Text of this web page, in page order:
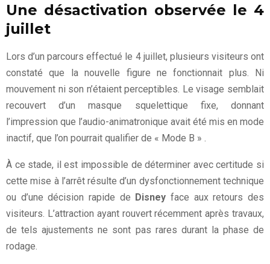
Une désactivation observée le 4
juillet
Lors d’un parcours effectué le 4 juillet, plusieurs visiteurs ont
constaté que la nouvelle figure ne fonctionnait plus. Ni
mouvement ni son n’étaient perceptibles. Le visage semblait
recouvert d’un masque squelettique fixe, donnant
l’impression que l’audio-animatronique avait été mis en mode
inactif, que l’on pourrait qualifier de « Mode B » .
À ce stade, il est impossible de déterminer avec certitude si
cette mise à l’arrêt résulte d’un dysfonctionnement technique
ou d’une décision rapide de Disney face aux retours des
visiteurs. L’attraction ayant rouvert récemment après travaux,
de tels ajustements ne sont pas rares durant la phase de
rodage.